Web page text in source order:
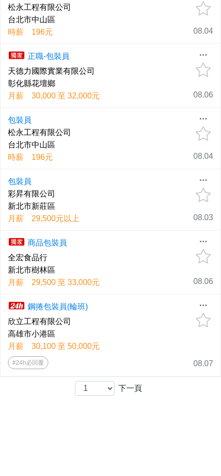
松永工程有限公司
台北市中山區
時薪 196元
08.04
正職-包裝員
天德力國際實業有限公司
彰化縣花壇鄉
月薪 30,000 至 32,000元
08.06
包裝員
松永工程有限公司
台北市中山區
時薪 196元
08.04
包裝員
彩昇有限公司
新北市新莊區
月薪 29,500元以上
08.03
商品包裝員
全宏食品行
新北市樹林區
月薪 29,500 至 33,000元
08.06
鋼捲包裝員(輪班)
欣立工程有限公司
高雄市小港區
月薪 30,100 至 50,000元
#24h必回覆 08.07
下一頁